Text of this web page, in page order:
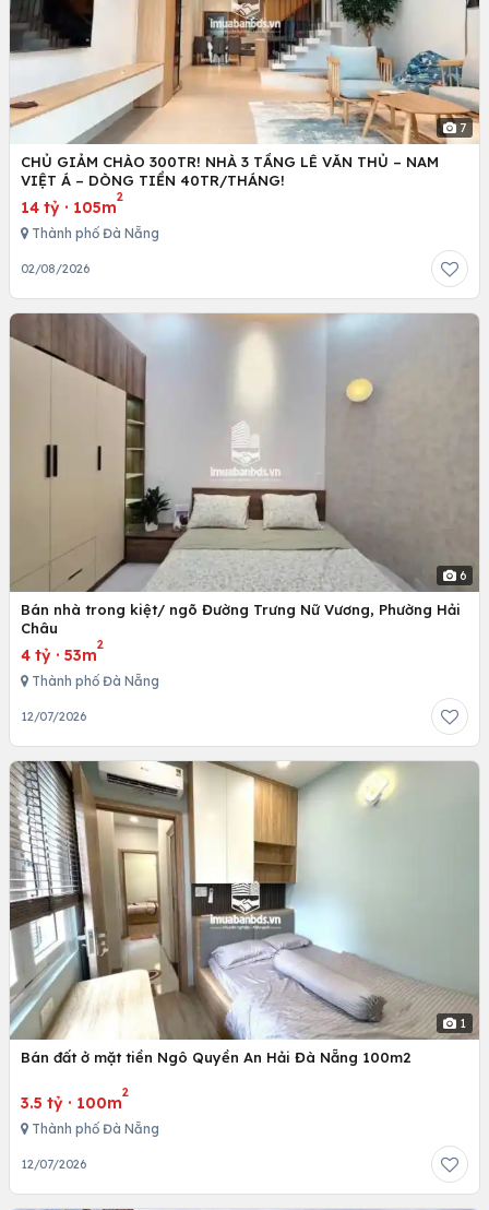
7
CHỦ GIẢM CHÀO 300TR! NHÀ 3 TẦNG LÊ VĂN THỦ – NAM
VIỆT Á – DÒNG TIỀN 40TR/THÁNG!
14 tỷ · 105m
2
Thành phố Đà Nẵng
02/08/2026
6
Bán nhà trong kiệt/ ngõ Đường Trưng Nữ Vương, Phường Hải
Châu
4 tỷ · 53m
2
Thành phố Đà Nẵng
12/07/2026
1
Bán đất ở mặt tiền Ngô Quyền An Hải Đà Nẵng 100m2
3.5 tỷ · 100m
2
Thành phố Đà Nẵng
12/07/2026